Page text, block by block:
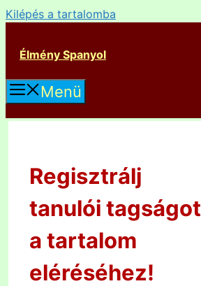
Kilépés a tartalomba
Élmény Spanyol
Menü
Regisztrálj
tanulói tagságot
a tartalom
eléréséhez!